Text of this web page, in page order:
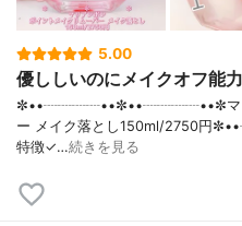
5.00
優ししいのにメイクオフ能
✼••┈┈┈┈••✼••┈┈┈┈••✼マリ
ー メイク落とし150ml/2750
特徴✓…続きを見る